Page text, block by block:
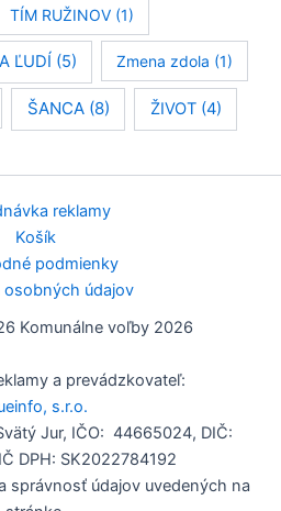
TÍM RUŽINOV (1)
ĽUDÍ (5) Zmena zdola (1)
ŠANCA(8) ŽIVOT(4)
reklamy
Košík
podmienky
osobných údajov
Komunálne voľby 2026
a prevádzkovateľ:
s.r.o.
Jur, IČO: 44665024, DIČ:
DPH: SK2022784192
správnosť údajov uvedených na